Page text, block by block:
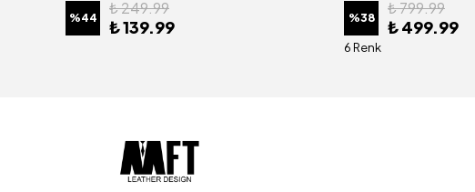
%44
₺ 249.99
₺ 139.99 %38
₺ 799.99
₺ 499.99
6 Renk